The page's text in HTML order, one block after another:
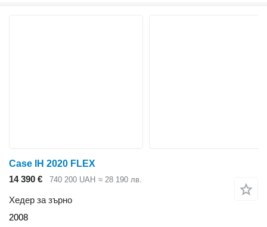
Case IH 2020 FLEX
14 390 €
740 200 UAH ≈ 28 190 лв.
Хедер за зърно
2008